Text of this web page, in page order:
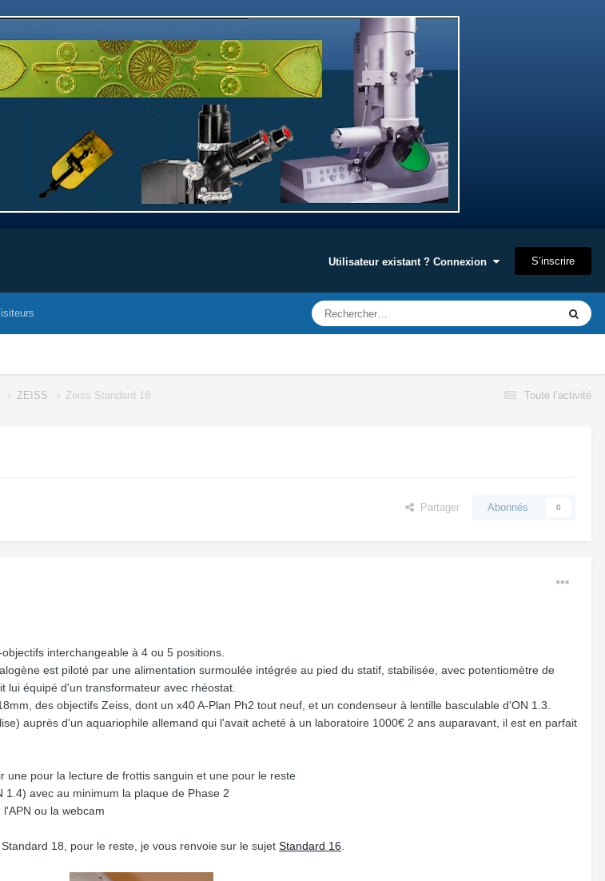
Utilisateur existant ? Connexion S’inscrire
Toute l’activité
ZEISS Zeiss Standard 18
Partager Abonnés 0
interchangeable à 4 ou 5 positions.
est piloté par une alimentation surmoulée intégrée au pied du statif, stabilisée, avec potentiomètre de
lui équipé d'un transformateur avec rhéostat.
des objectifs Zeiss, dont un x40 A-Plan Ph2 tout neuf, et un condenseur à lentille basculable d'ON 1.3.
auprès d'un aquariophile allemand qui l'avait acheté à un laboratoire 1000€ 2 ans auparavant, il est en parfait
pour la lecture de frottis sanguin et une pour le reste
avec au minimum la plaque de Phase 2
ou la webcam
18, pour le reste, je vous renvoie sur le sujet Standard 16